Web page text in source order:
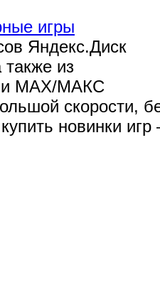
игры
Яндекс.Диск
из
и MAX/МАКС
скорости,
новинки